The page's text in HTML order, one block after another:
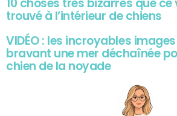
10 choses très bizarres que
trouvé à l’intérieur de chiens
VIDÉO : les incroyables
bravant une mer déchaînée
chien de la noyade